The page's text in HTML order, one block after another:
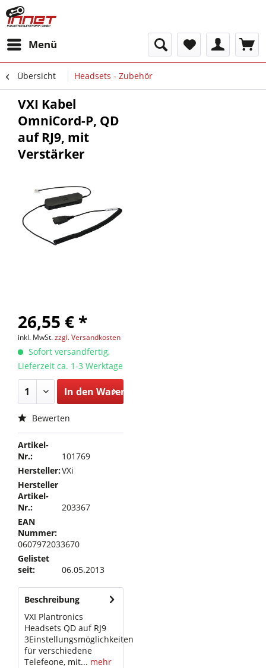
Menü
Übersicht Headsets - Zubehör
VXI Kabel
OmniCord-P, QD
auf RJ9, mit
Verstärker
26,55 € *
inkl. MwSt.zzgl. Versandkosten
Sofort versandfertig,
Lieferzeit ca. 1-3 Werktage
In den Warenkorb
Bewerten
Artikel-
Nr.:
101769
Hersteller:VXi
Hersteller
Artikel-
Nr.:
203367
EAN
Nummer:
0607972033670
Gelistet
seit:
06.05.2013
Beschreibung
VXI Plantronics
Headsets QD auf RJ9
3Einstellungsmöglichkeiten
für verschiedene
Telefeone, mit... mehr